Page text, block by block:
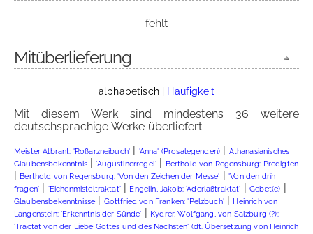
fehlt
Mitüberlieferung
alphabetisch| Häufigkeit
Mit diesem Werk sind mindestens 36 weitere
deutschsprachige Werke überliefert.
Meister Albrant: 'Roßarzneibuch' | 'Anna' (Prosalegenden) | Athanasianisches
Glaubensbekenntnis|'Augustinerregel' | Berthold von Regensburg: Predigten
| Berthold von Regensburg: 'Von den Zeichen der Messe' |'Von den drîn
fragen' | 'Eichenmisteltraktat'| Engelin, Jakob: 'Aderlaßtraktat' |Gebet(e) |
Glaubensbekenntnisse | Gottfried von Franken: 'Pelzbuch'| Heinrich von
Langenstein: 'Erkenntnis der Sünde' | Kydrer, Wolfgang, von Salzburg (?):
'Tractat von der Liebe Gottes und des Nächsten' (dt. Übersetzung von Heinrich